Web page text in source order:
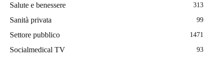
Salute e benessere 313
Sanità privata 99
Settore pubblico 1471
Socialmedical TV 93